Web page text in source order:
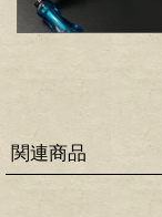
関連商品